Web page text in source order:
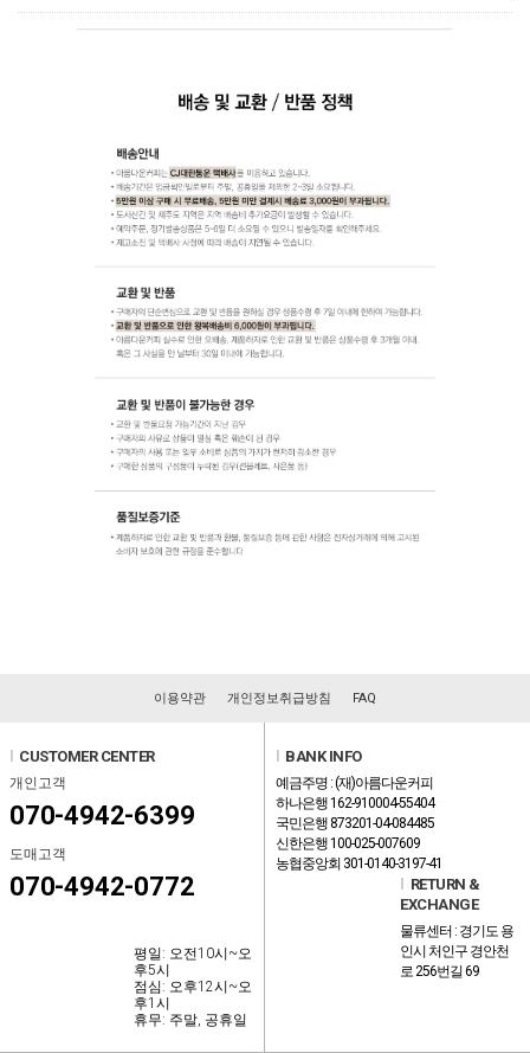
이용약관 개인정보취급방침 FAQ
CUSTOMER CENTER
개인고객
070-4942-6399
도매고객
070-4942-0772
평일: 오전10시~오
후5시
점심: 오후12시~오
후1시
휴무: 주말, 공휴일
BANK INFO
예금주명 : (재)아름다운커피
하나은행 162-910004-55404
국민은행 873201-04-084485
신한은행 100-025-007609
농협중앙회 301-0140-3197-41
RETURN &
EXCHANGE
물류센터 : 경기도 용
인시 처인구 경안천
로 256번길 69